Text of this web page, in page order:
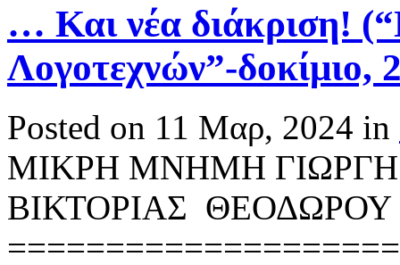
… Και νέα διάκριση!
Λογοτεχνών”-δοκίμιο,
Posted on 11 Μαρ, 2024 in
ΜΙΚΡΗ ΜΝΗΜΗ
ΒΙΚΤΟΡΙΑΣ ΘΕΟΔΩΡΟΥ